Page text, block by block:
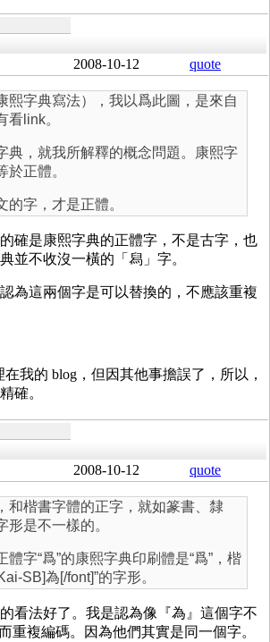
2008-10-12 quote
熙字典寫法），我以爲此圖，是來自
看link。
典，就我所解釋的概念問題。康熙字
於正體。
的字，才是正體。
確是康熙字典的正體字，不是古字，也
並不收沒一橫的「舄」字。
為這兩個字是可以替換的，不應該重複
我的 blog，但因其他事擔誤了，所以，
確。
2008-10-12 quote
和楷書字體的正字，就如篆書、隸
形是不一樣的。
體字“爲”的康熙字典印刷體是“爲”，楷
SB]為[/font]”的字形。
看法好了。我是認為像『為』這個字不
重複編碼。因為他們其實是同一個字。